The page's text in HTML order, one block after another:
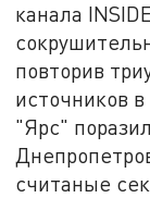
канала
повторив
источников
"Ярс"
считаные